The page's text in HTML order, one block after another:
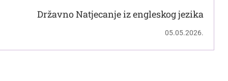
Državno Natjecanje iz engleskog jezika
05.05.2026.